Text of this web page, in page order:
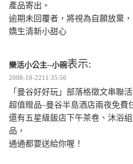
產品寄出。
逾期未回覆者，將視為自願放棄
嬌生清新小甜心
樂活小公主--小碗表示:
2008-10-2211:35:56
「曼谷好好玩」部落格徵文串聯
超值贈品–曼谷半島酒店兩夜免費
還有五星級飯店下午茶卷、沐浴
品，
通通都要送給你喔！